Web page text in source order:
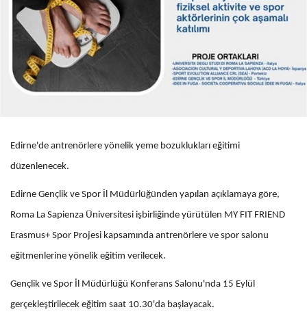
Edirne'de antrenörlere yönelik yeme bozuklukları eğitimi
düzenlenecek.
Edirne Gençlik ve Spor İl Müdürlüğünden yapılan açıklamaya göre,
Roma La Sapienza Üniversitesi işbirliğinde yürütülen MY FIT FRIEND
Erasmus+ Spor Projesi kapsamında antrenörlere ve spor salonu
eğitmenlerine yönelik eğitim verilecek.
Gençlik ve Spor İl Müdürlüğü Konferans Salonu'nda 15 Eylül
gerçekleştirilecek eğitim saat 10.30'da başlayacak.